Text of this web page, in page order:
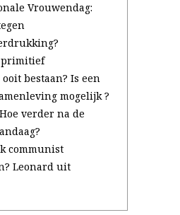
Vrouwendag:
primitief
bestaan? Is een
mogelijk ?
verder na de
communist
Leonard uit